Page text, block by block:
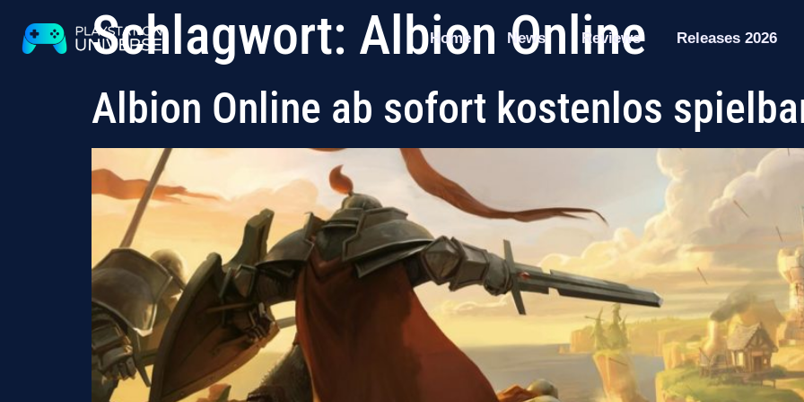
Home News Reviews Releases 2026
Schlagwort: Albion Online
Albion Online ab sofort kostenlos